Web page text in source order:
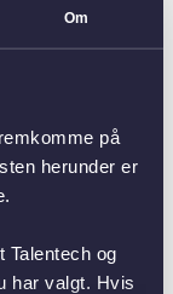
Om
på
herunder er
Talentech og
har valgt. Hvis